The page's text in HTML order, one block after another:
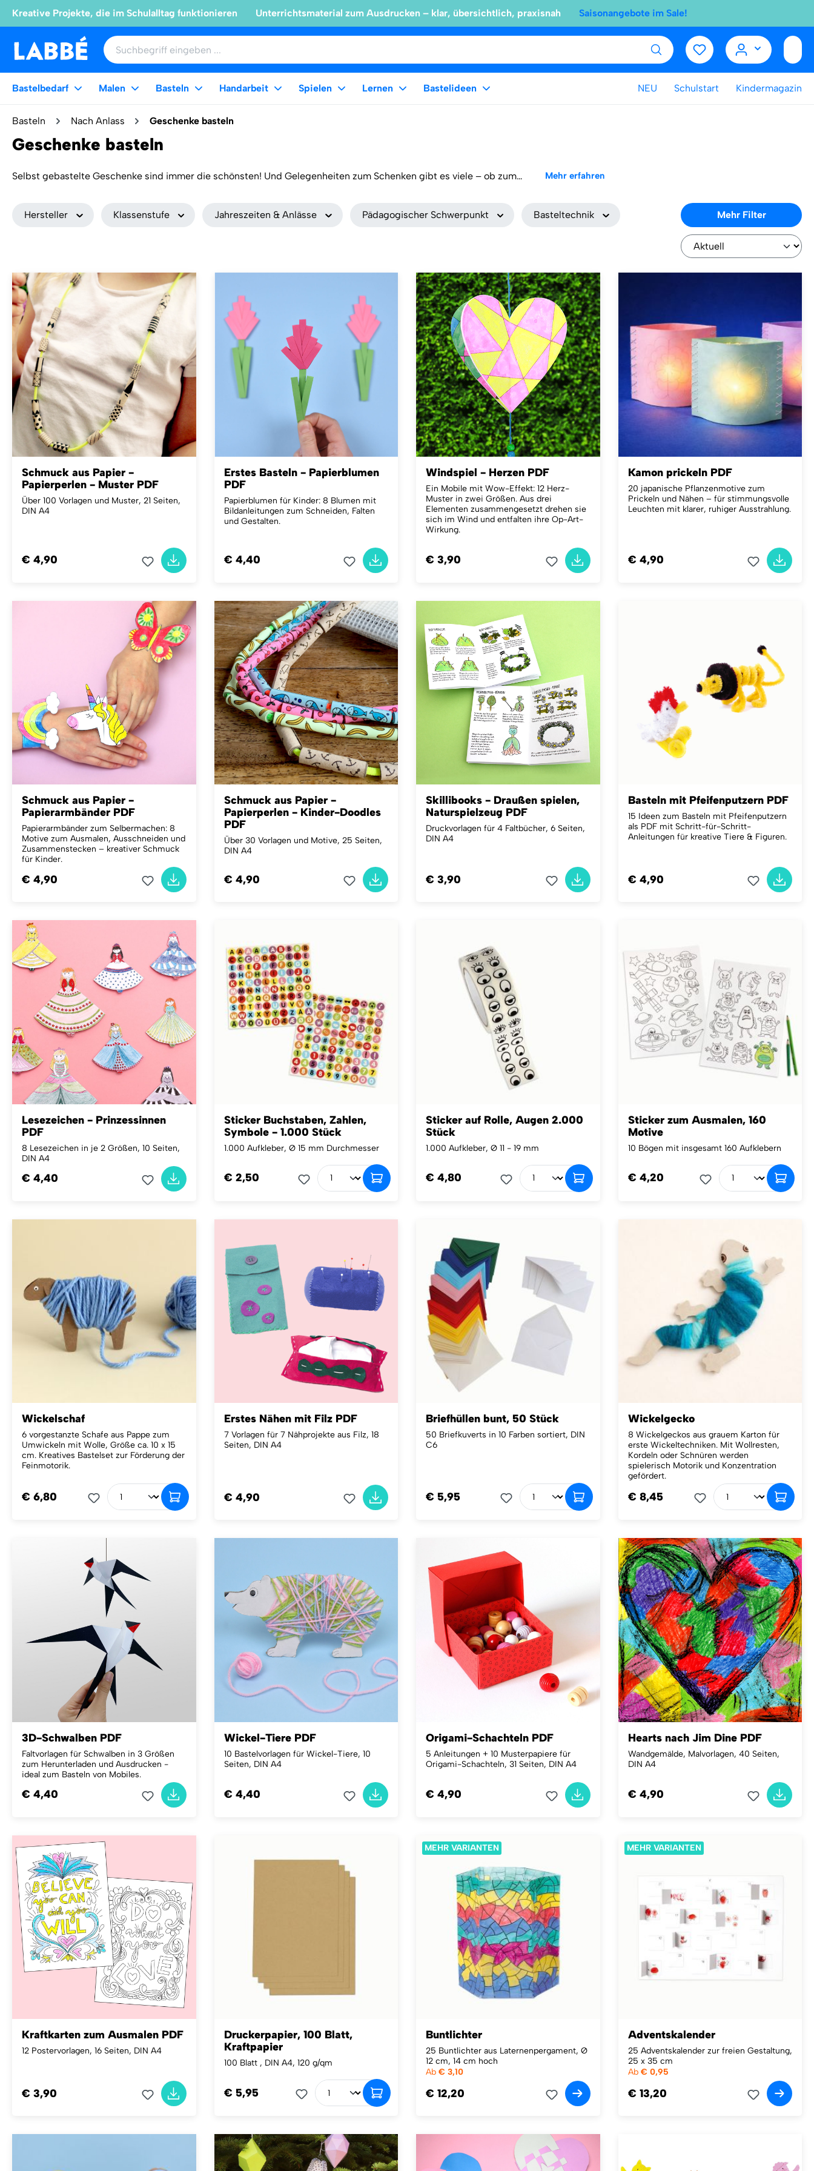
Kreative Projekte, die im Schulalltag funktionieren Unterrichtsmaterial zum Ausdrucken – klar, übersichtlich, praxisnah Saisonangebote im Sale!
Bastelbedarf Malen Basteln Handarbeit Spielen Lernen Bastelideen NEU Schulstart Kindermagazin
Basteln Nach Anlass Geschenke basteln
Geschenke basteln
Selbst gebastelte Geschenke sind immer die schönsten! Und Gelegenheiten zum Schenken gibt es viele – ob zum
Geschenkschachteln zum Verpacken – hier gibt es jede Menge Inspiration zum Selbstgestalten. Malen, schneiden,
unbezahlbar!
Mehr erfahren
Hersteller Klassenstufe Jahreszeiten & Anlässe Pädagogischer Schwerpunkt Basteltechnik Mehr Filter
Schmuck aus Papier -
Papierperlen - Muster PDF
Über 100 Vorlagen und Muster, 21 Seiten,
DIN A4
€ 4,90
Erstes Basteln - Papierblumen
PDF
Papierblumen für Kinder: 8 Blumen mit
Bildanleitungen zum Schneiden, Falten
und Gestalten.
€ 4,40
Windspiel - Herzen PDF
Ein Mobile mit Wow-Effekt: 12 Herz-
Muster in zwei Größen. Aus drei
Elementen zusammengesetzt drehen sie
sich im Wind und entfalten ihre Op-Art-
Wirkung.
€ 3,90
Kamon prickeln PDF
20 japanische Pflanzenmotive zum
Prickeln und Nähen – für stimmungsvolle
Leuchten mit klarer, ruhiger Ausstrahlung.
€ 4,90
Schmuck aus Papier -
Papierarmbänder PDF
Papierarmbänder zum Selbermachen: 8
Motive zum Ausmalen, Ausschneiden und
Zusammenstecken – kreativer Schmuck
für Kinder.
€ 4,90
Schmuck aus Papier -
Papierperlen - Kinder-Doodles
PDF
Über 30 Vorlagen und Motive, 25 Seiten,
DIN A4
€ 4,90
Skillibooks - Draußen spielen,
Naturspielzeug PDF
Druckvorlagen für 4 Faltbücher, 6 Seiten,
DIN A4
€ 3,90
Basteln mit Pfeifenputzern PDF
15 Ideen zum Basteln mit Pfeifenputzern
als PDF mit Schritt-für-Schritt-
Anleitungen für kreative Tiere & Figuren.
€ 4,90
Lesezeichen - Prinzessinnen
PDF
8 Lesezeichen in je 2 Größen, 10 Seiten,
DIN A4
€ 4,40
Sticker Buchstaben, Zahlen,
Symbole - 1.000 Stück
1.000 Aufkleber, Ø 15 mm Durchmesser
€ 2,50
Sticker auf Rolle, Augen 2.000
Stück
1.000 Aufkleber, Ø 11 - 19 mm
€ 4,80
Sticker zum Ausmalen, 160
Motive
10 Bögen mit insgesamt 160 Aufklebern
€ 4,20
Wickelschaf
6 vorgestanzte Schafe aus Pappe zum
Umwickeln mit Wolle, Größe ca. 10 x 15
cm. Kreatives Bastelset zur Förderung der
Feinmotorik.
€ 6,80
Erstes Nähen mit Filz PDF
7 Vorlagen für 7 Nähprojekte aus Filz, 18
Seiten, DIN A4
€ 4,90
Briefhüllen bunt, 50 Stück
50 Briefkuverts in 10 Farben sortiert, DIN
C6
€ 5,95
Wickelgecko
8 Wickelgeckos aus grauem Karton für
erste Wickeltechniken. Mit Wollresten,
Kordeln oder Schnüren werden
spielerisch Motorik und Konzentration
gefördert.
€ 8,45
3D-Schwalben PDF
Faltvorlagen für Schwalben in 3 Größen
zum Herunterladen und Ausdrucken -
ideal zum Basteln von Mobiles.
€ 4,40
Wickel-Tiere PDF
10 Bastelvorlagen für Wickel-Tiere, 10
Seiten, DIN A4
€ 4,40
Origami-Schachteln PDF
5 Anleitungen + 10 Musterpapiere für
Origami-Schachteln, 31 Seiten, DIN A4
€ 4,90
Hearts nach Jim Dine PDF
Wandgemälde, Malvorlagen, 40 Seiten,
DIN A4
€ 4,90
Kraftkarten zum Ausmalen PDF
12 Postervorlagen, 16 Seiten, DIN A4
€ 3,90
Druckerpapier, 100 Blatt,
Kraftpapier
100 Blatt , DIN A4, 120 g/qm
€ 5,95
MEHR VARIANTEN
Buntlichter
25 Buntlichter aus Laternenpergament, Ø
12 cm, 14 cm hoch
Ab € 3,10
€ 12,20
MEHR VARIANTEN
Adventskalender
25 Adventskalender zur freien Gestaltung,
25 x 35 cm
Ab € 0,95
€ 13,20